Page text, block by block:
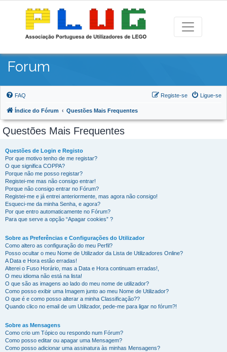
Forum
FAQ Ligue-se
Registe-se
Índice do Fórum Questões Mais Frequentes
Questões Mais Frequentes
Questões de Login e Registo
Por que motivo tenho de me registar?
O que significa COPPA?
Porque não me posso registar?
Registei-me mas não consigo entrar!
Porque não consigo entrar no Fórum?
Registei-me e já entrei anteriormente, mas agora não consigo!
Esqueci-me da minha Senha, e agora?
Por que entro automaticamente no Fórum?
Para que serve a opção “Apagar cookies” ?
Sobre as Preferências e Configurações do Utilizador
Como altero as configuração do meu Perfil?
Posso ocultar o meu Nome de Utilizador da Lista de Utilizadores Online?
A Data e Hora estão erradas!
Alterei o Fuso Horário, mas a Data e Hora continuam erradas!,
O meu idioma não está na lista!
O que são as imagens ao lado do meu nome de utilizador?
Como posso exibir uma Imagem junto ao meu Nome de Utilizador?
O que é e como posso alterar a minha Classificação??
Quando clico no email de um Utilizador, pede-me para ligar no fórum?!
Sobre as Mensagens
Como crio um Tópico ou respondo num Fórum?
Como posso editar ou apagar uma Mensagem?
Como posso adicionar uma assinatura às minhas Mensagens?